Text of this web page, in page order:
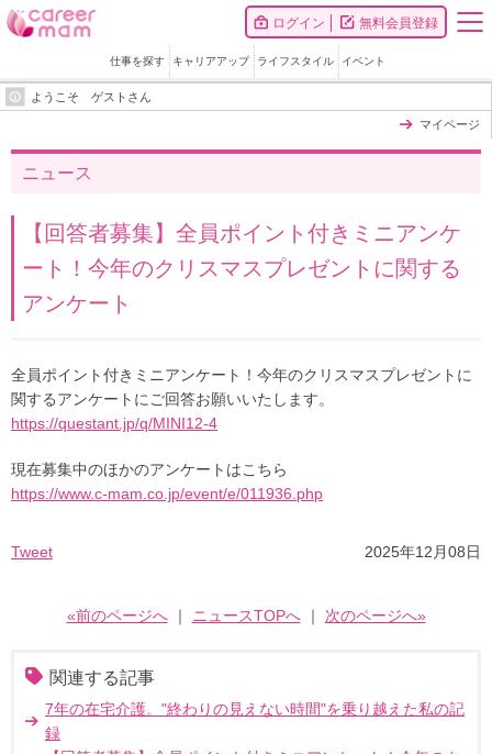
ログイン 無料会員登録
仕事を探す キャリアアップ ライフスタイル イベント
ようこそ ゲストさん
マイページ
ニュース
【回答者募集】全員ポイント付きミニアンケ
ート！今年のクリスマスプレゼントに関する
アンケート
全員ポイント付きミニアンケート！今年のクリスマスプレゼントに
関するアンケートにご回答お願いいたします。
https://questant.jp/q/MINI12-4
現在募集中のほかのアンケートはこちら
https://www.c-mam.co.jp/event/e/011936.php
Tweet 2025年12月08日
«前のページへ｜ ニュースTOPへ｜ 次のページへ»
関連する記事
7年の在宅介護。"終わりの見えない時間"を乗り越えた私の記
録